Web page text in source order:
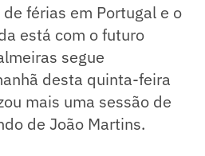
férias em Portugal e o
está com o futuro
segue
desta quinta-feira
mais uma sessão de
de João Martins.